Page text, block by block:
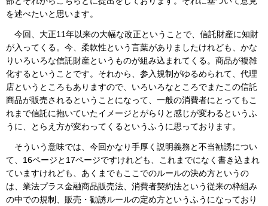
を述べたいと思います。
今回、大正11年以来の大幅な改正ということで、信託財産に知財
が入ってくる。今、柔軟性という言葉がありましたけれども、かな
りいろいろな信託財産というものが組み込まれてくる。商品が複雑
化するということです。それから、参入規制がゆるめられて、代理
店というところもありますので、いろいろなところでまたこの信託
商品が販売されるということになって、一般の消費者にとってもこ
れまで信託に抱いていたイメージとがらりと感じが変わるというふ
うに、とらえ方が変わってくるというふうに思っております。
そういう意味では、今回かなり手厚く説明義務と不当勧誘につい
て、16ページと17ページですけれども、これまでになく書き込まれ
ていますけれども、あくまでもここでのルールの決め方というの
は、業法プラス金融商品販売法、消費者契約法という従来の枠組み
の中での規制、販売・勧誘ルールの定め方というふうになっており